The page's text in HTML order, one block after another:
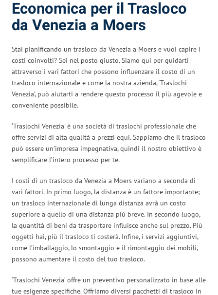
Economica per il Trasloco
da Venezia a Moers
Stai pianificando un trasloco da Venezia a Moers e vuoi capire i
costi coinvolti? Sei nel posto giusto. Siamo qui per guidarti
attraverso i vari fattori che possono influenzare il costo di un
trasloco internazionale e come la nostra azienda, ‘Traslochi
Venezia’, può aiutarti a rendere questo processo il più agevole e
conveniente possibile.
‘Traslochi Venezia’ è una società di traslochi professionale che
offre servizi di alta qualità a prezzi equi. Sappiamo che il trasloco
può essere un’impresa impegnativa, quindi il nostro obiettivo è
semplificare l’intero processo per te.
I costi di un trasloco da Venezia a Moers variano a seconda di
vari fattori. In primo luogo, la distanza è un fattore importante;
un trasloco internazionale di lunga distanza avrà un costo
superiore a quello di una distanza più breve. In secondo luogo,
la quantità di beni da trasportare influisce anche sul prezzo. Più
oggetti hai, più il trasloco ti costerà. Infine, i servizi aggiuntivi,
come l’imballaggio, lo smontaggio e il rimontaggio dei mobili,
possono aumentare il costo del tuo trasloco.
‘Traslochi Venezia’ offre un preventivo personalizzato in base alle
tue esigenze specifiche. Offriamo diversi pacchetti di trasloco in